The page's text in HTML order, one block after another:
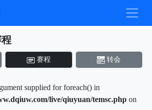
赛程 转会
supplied for foreach() in
live/qiuyuan/temsc.php on